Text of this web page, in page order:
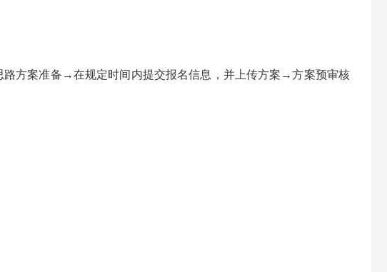
方案准备→在规定时间内提交报名信息，并上传方案→方案预审核